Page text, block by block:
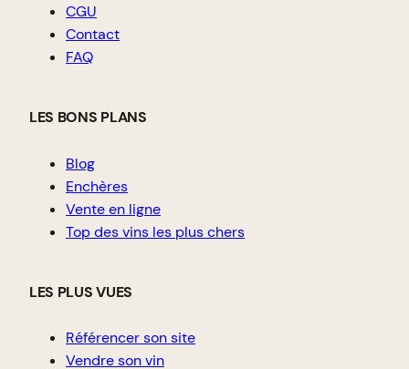
CGU
Contact
FAQ
LES BONS PLANS
Blog
Enchères
Vente en ligne
Top des vins les plus chers
LES PLUS VUES
Référencer son site
Vendre son vin